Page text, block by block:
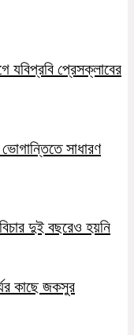
যবিপ্রবি প্রেসক্লাবের
সাধারণ
দুই বছরেও হয়নি
কাছে জকসুর